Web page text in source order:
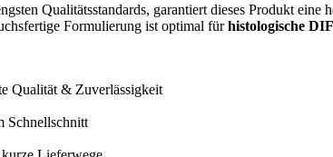
Qualitätsstandards, garantiert dieses Produkt
Formulierung ist optimal fürhistologische
Qualität & Zuverlässigkeit
Schnellschnitt